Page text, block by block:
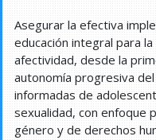
Asegurar la efectiva
educación integral para
afectividad, desde la
autonomía progresiva
informadas de
sexualidad, con enfoque
género y de derechos